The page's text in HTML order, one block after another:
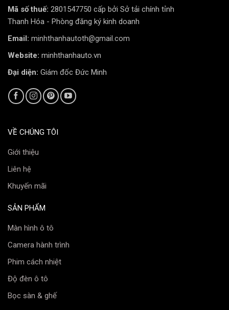
Giữ mát cho xe, tiết kiệm nhiên liệu
Phim cách nhiệt ô tô LLumar gói Cao Cấp
dụng bảo vệ sức khỏe cho người sử dụng và làm tăng
độ bền nội thất xe, giảm tải cho điều hòa và không ảnh
hưởng đến tầm nhìn ra bên ngoài.
Khi so sánh hiệu quả giảm nhiệt độ trong xe dán phim
Bảo vệ sức khỏe
Mã số thuế: 2801547750 cấp bởi Sở tải chính tỉnh
Thanh Hóa - Phòng đăng ký kinh doanh
Email: minhthanhautoth@gmail.com
Website: minhthanhauto.vn
Đại diện: Giám đốc Đức Minh
VỀ CHÚNG TÔI
Giới thiệu
Liên hệ
Khuyến mãi
SẢN PHẨM
Màn hình ô tô
Camera hành trình
Phim cách nhiệt
Độ đèn ô tô
Bọc sàn & ghế